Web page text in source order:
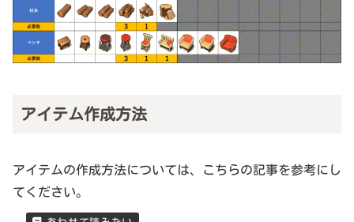
アイテム作成方法
アイテムの作成方法については、こちらの記事を参考にし
てください。